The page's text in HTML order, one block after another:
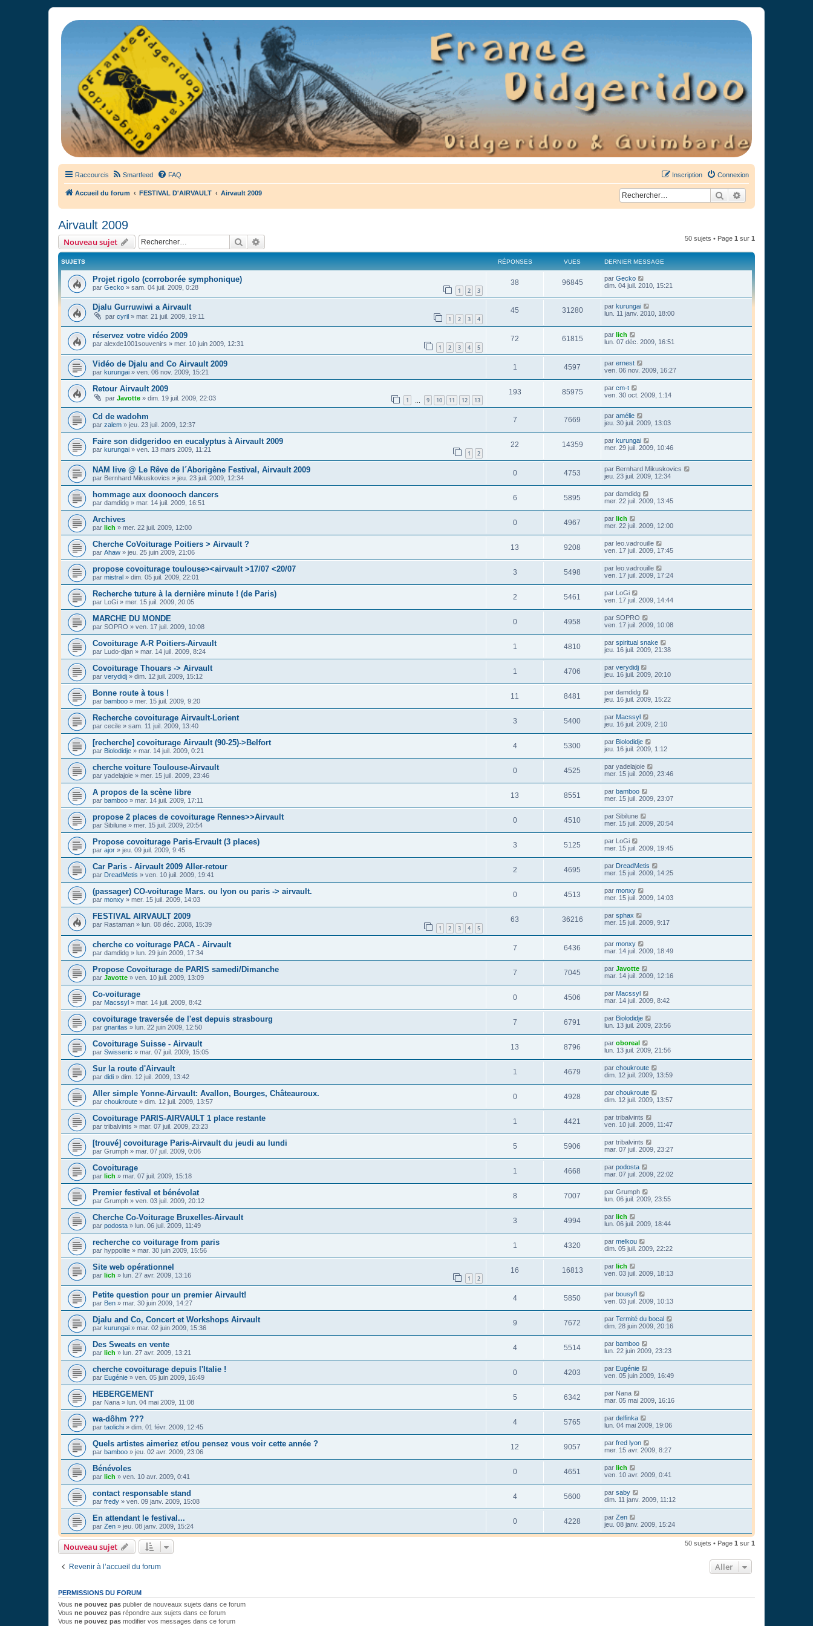
France Didgeridoo
Didgeridoo et Guimbarde sur France Didgeridoo - retrouvez la communauté.
Raccourcis Smartfeed FAQ Connexion
Inscription
Accueil du forum FESTIVAL D'AIRVAULT Airvault 2009 Rechercher
Airvault 2009
Nouveau sujet Rechercher 50 sujets • Page 1 sur 1
SUJETS RÉPONSES VUES DERNIER MESSAGE
Projet rigolo (corroborée symphonique)
par Gecko » sam. 04 juil. 2009, 0:28 1 2 3
38 96845 par Gecko
dim. 04 juil. 2010, 15:21
Djalu Gurruwiwi a Airvault
par cyril » mar. 21 juil. 2009, 19:11 1 2 3 4
45 31280 par kurungai
lun. 11 janv. 2010, 18:00
réservez votre vidéo 2009
par alexde1001souvenirs » mer. 10 juin 2009, 12:31 1 2 3 4 5
72 61815 par lich
lun. 07 déc. 2009, 16:51
Vidéo de Djalu and Co Airvault 2009
par kurungai » ven. 06 nov. 2009, 15:21
1 4597 par ernest
ven. 06 nov. 2009, 16:27
Retour Airvault 2009
par Javotte » dim. 19 juil. 2009, 22:03 1 9 10 11 12 13
193 85975 par cm-t
ven. 30 oct. 2009, 1:14
Cd de wadohm
par zalem » jeu. 23 juil. 2009, 12:37
7 7669 par amélie
jeu. 30 juil. 2009, 13:03
Faire son didgeridoo en eucalyptus à Airvault 2009
par kurungai » ven. 13 mars 2009, 11:21 1 2
22 14359 par kurungai
mer. 29 juil. 2009, 10:46
NAM live @ Le Rêve de l´Aborigène Festival, Airvault 2009
par Bernhard Mikuskovics » jeu. 23 juil. 2009, 12:34
0 4753 par Bernhard Mikuskovics
jeu. 23 juil. 2009, 12:34
hommage aux doonooch dancers
par damdidg » mar. 14 juil. 2009, 16:51
6 5895 par damdidg
mer. 22 juil. 2009, 13:45
Archives
par lich » mer. 22 juil. 2009, 12:00
0 4967 par lich
mer. 22 juil. 2009, 12:00
Cherche CoVoiturage Poitiers > Airvault ?
par Ahaw » jeu. 25 juin 2009, 21:06
13 9208 par leo.vadrouille
ven. 17 juil. 2009, 17:45
propose covoiturage toulouse><airvault >17/07 <20/07
par mistral » dim. 05 juil. 2009, 22:01
3 5498 par leo.vadrouille
ven. 17 juil. 2009, 17:24
Recherche tuture à la dernière minute ! (de Paris)
par LoGi » mer. 15 juil. 2009, 20:05
2 5461 par LoGi
ven. 17 juil. 2009, 14:44
MARCHE DU MONDE
par SOPRO » ven. 17 juil. 2009, 10:08
0 4958 par SOPRO
ven. 17 juil. 2009, 10:08
Covoiturage A-R Poitiers-Airvault
par Ludo-djan » mar. 14 juil. 2009, 8:24
1 4810 par spiritual snake
jeu. 16 juil. 2009, 21:38
Covoiturage Thouars -> Airvault
par verydidj » dim. 12 juil. 2009, 15:12
1 4706 par verydidj
jeu. 16 juil. 2009, 20:10
Bonne route à tous !
par bamboo » mer. 15 juil. 2009, 9:20
11 8481 par damdidg
jeu. 16 juil. 2009, 15:22
Recherche covoiturage Airvault-Lorient
par cecile » sam. 11 juil. 2009, 13:40
3 5400 par Macssyl
jeu. 16 juil. 2009, 2:10
[recherche] covoiturage Airvault (90-25)->Belfort
par Biolodidje » mar. 14 juil. 2009, 0:21
4 5300 par Biolodidje
jeu. 16 juil. 2009, 1:12
cherche voiture Toulouse-Airvault
par yadelajoie » mer. 15 juil. 2009, 23:46
0 4525 par yadelajoie
mer. 15 juil. 2009, 23:46
A propos de la scène libre
par bamboo » mar. 14 juil. 2009, 17:11
13 8551 par bamboo
mer. 15 juil. 2009, 23:07
propose 2 places de covoiturage Rennes>>Airvault
par Sibilune » mer. 15 juil. 2009, 20:54
0 4510 par Sibilune
mer. 15 juil. 2009, 20:54
Propose covoiturage Paris-Ervault (3 places)
par ajor » jeu. 09 juil. 2009, 9:45
3 5125 par LoGi
mer. 15 juil. 2009, 19:45
Car Paris - Airvault 2009 Aller-retour
par DreadMetis » ven. 10 juil. 2009, 19:41
2 4695 par DreadMetis
mer. 15 juil. 2009, 14:25
(passager) CO-voiturage Mars. ou lyon ou paris -> airvault.
par monxy » mer. 15 juil. 2009, 14:03
0 4513 par monxy
mer. 15 juil. 2009, 14:03
FESTIVAL AIRVAULT 2009
par Rastaman » lun. 08 déc. 2008, 15:39 1 2 3 4 5
63 36216 par sphax
mer. 15 juil. 2009, 9:17
cherche co voiturage PACA - Airvault
par damdidg » lun. 29 juin 2009, 17:34
7 6436 par monxy
mar. 14 juil. 2009, 18:49
Propose Covoiturage de PARIS samedi/Dimanche
par Javotte » ven. 10 juil. 2009, 13:09
7 7045 par Javotte
mar. 14 juil. 2009, 12:16
Co-voiturage
par Macssyl » mar. 14 juil. 2009, 8:42
0 4506 par Macssyl
mar. 14 juil. 2009, 8:42
covoiturage traversée de l'est depuis strasbourg
par gnaritas » lun. 22 juin 2009, 12:50
7 6791 par Biolodidje
lun. 13 juil. 2009, 23:56
Covoiturage Suisse - Airvault
par Swisseric » mar. 07 juil. 2009, 15:05
13 8796 par oboreal
lun. 13 juil. 2009, 21:56
Sur la route d'Airvault
par didi » dim. 12 juil. 2009, 13:42
1 4679 par choukroute
dim. 12 juil. 2009, 13:59
Aller simple Yonne-Airvault: Avallon, Bourges, Châteauroux.
par choukroute » dim. 12 juil. 2009, 13:57
0 4928 par choukroute
dim. 12 juil. 2009, 13:57
Covoiturage PARIS-AIRVAULT 1 place restante
par tribalvints » mar. 07 juil. 2009, 23:23
1 4421 par tribalvints
ven. 10 juil. 2009, 11:47
[trouvé] covoiturage Paris-Airvault du jeudi au lundi
par Grumph » mar. 07 juil. 2009, 0:06
5 5906 par tribalvints
mar. 07 juil. 2009, 23:27
Covoiturage
par lich » mar. 07 juil. 2009, 15:18
1 4668 par podosta
mar. 07 juil. 2009, 22:02
Premier festival et bénévolat
par Grumph » ven. 03 juil. 2009, 20:12
8 7007 par Grumph
lun. 06 juil. 2009, 23:55
Cherche Co-Voiturage Bruxelles-Airvault
par podosta » lun. 06 juil. 2009, 11:49
3 4994 par lich
lun. 06 juil. 2009, 18:44
recherche co voiturage from paris
par hyppolite » mar. 30 juin 2009, 15:56
1 4320 par melkou
dim. 05 juil. 2009, 22:22
Site web opérationnel
par lich » lun. 27 avr. 2009, 13:16 1 2
16 16813 par lich
ven. 03 juil. 2009, 18:13
Petite question pour un premier Airvault!
par Ben » mar. 30 juin 2009, 14:27
4 5850 par bousyfl
ven. 03 juil. 2009, 10:13
Djalu and Co, Concert et Workshops Airvault
par kurungai » mar. 02 juin 2009, 15:36
9 7672 par Termité du bocal
dim. 28 juin 2009, 20:16
Des Sweats en vente
par lich » lun. 27 avr. 2009, 13:21
4 5514 par bamboo
lun. 22 juin 2009, 23:23
cherche covoiturage depuis l'Italie !
par Eugénie » ven. 05 juin 2009, 16:49
0 4203 par Eugénie
ven. 05 juin 2009, 16:49
HEBERGEMENT
par Nana » lun. 04 mai 2009, 11:08
5 6342 par Nana
mar. 05 mai 2009, 16:16
wa-dôhm ???
par taolichi » dim. 01 févr. 2009, 12:45
4 5765 par delfinka
lun. 04 mai 2009, 19:06
Quels artistes aimeriez et/ou pensez vous voir cette année ?
par bamboo » jeu. 02 avr. 2009, 23:06
12 9057 par fred lyon
mer. 15 avr. 2009, 8:27
Bénévoles
par lich » ven. 10 avr. 2009, 0:41
0 4651 par lich
ven. 10 avr. 2009, 0:41
contact responsable stand
par fredy » ven. 09 janv. 2009, 15:08
4 5600 par saby
dim. 11 janv. 2009, 11:12
En attendant le festival...
par Zen » jeu. 08 janv. 2009, 15:24
0 4228 par Zen
jeu. 08 janv. 2009, 15:24
Nouveau sujet 50 sujets • Page 1 sur 1
Revenir à l’accueil du forum Aller
PERMISSIONS DU FORUM
Vous ne pouvez pas publier de nouveaux sujets dans ce forum
Vous ne pouvez pas répondre aux sujets dans ce forum
Vous ne pouvez pas modifier vos messages dans ce forum